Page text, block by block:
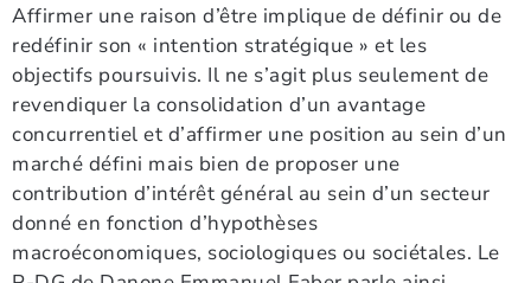
Affirmer une raison d’être implique de définir ou de
redéfinir son « intention stratégique » et les
objectifs poursuivis. Il ne s’agit plus seulement de
revendiquer la consolidation d’un avantage
concurrentiel et d’affirmer une position au sein d’un
marché défini mais bien de proposer une
contribution d’intérêt général au sein d’un secteur
donné en fonction d’hypothèses
macroéconomiques, sociologiques ou sociétales. Le